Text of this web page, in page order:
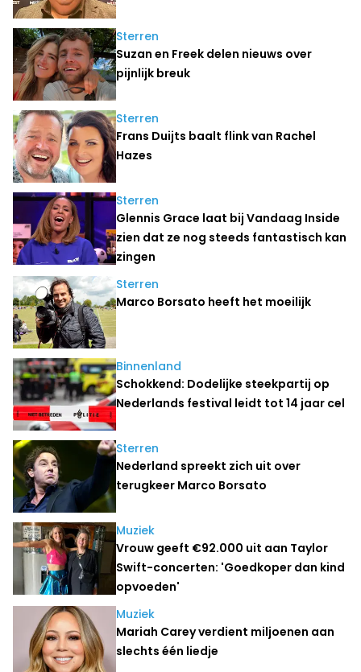
Sterren
Suzan en Freek delen nieuws over
pijnlijk breuk
Sterren
Frans Duijts baalt flink van Rachel
Hazes
Sterren
Glennis Grace laat bij Vandaag Inside
zien dat ze nog steeds fantastisch kan
zingen
Sterren
Marco Borsato heeft het moeilijk
Binnenland
Schokkend: Dodelijke steekpartij op
Nederlands festival leidt tot 14 jaar cel
Sterren
Nederland spreekt zich uit over
terugkeer Marco Borsato
Muziek
Vrouw geeft €92.000 uit aan Taylor
Swift-concerten: 'Goedkoper dan kind
opvoeden'
Muziek
Mariah Carey verdient miljoenen aan
slechts één liedje